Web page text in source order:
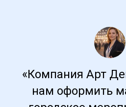
«Компания Арт
нам оформить